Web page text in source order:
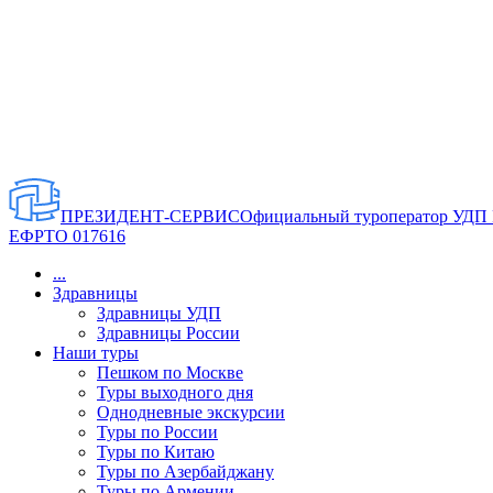
ПРЕЗИДЕНТ-СЕРВИСОфициальный туроператор
ЕФРТО 017616
...
Здравницы
Здравницы УДП
Здравницы России
Наши туры
Пешком по Москве
Туры выходного дня
Однодневные экскурсии
Туры по России
Туры по Китаю
Туры по Азербайджану